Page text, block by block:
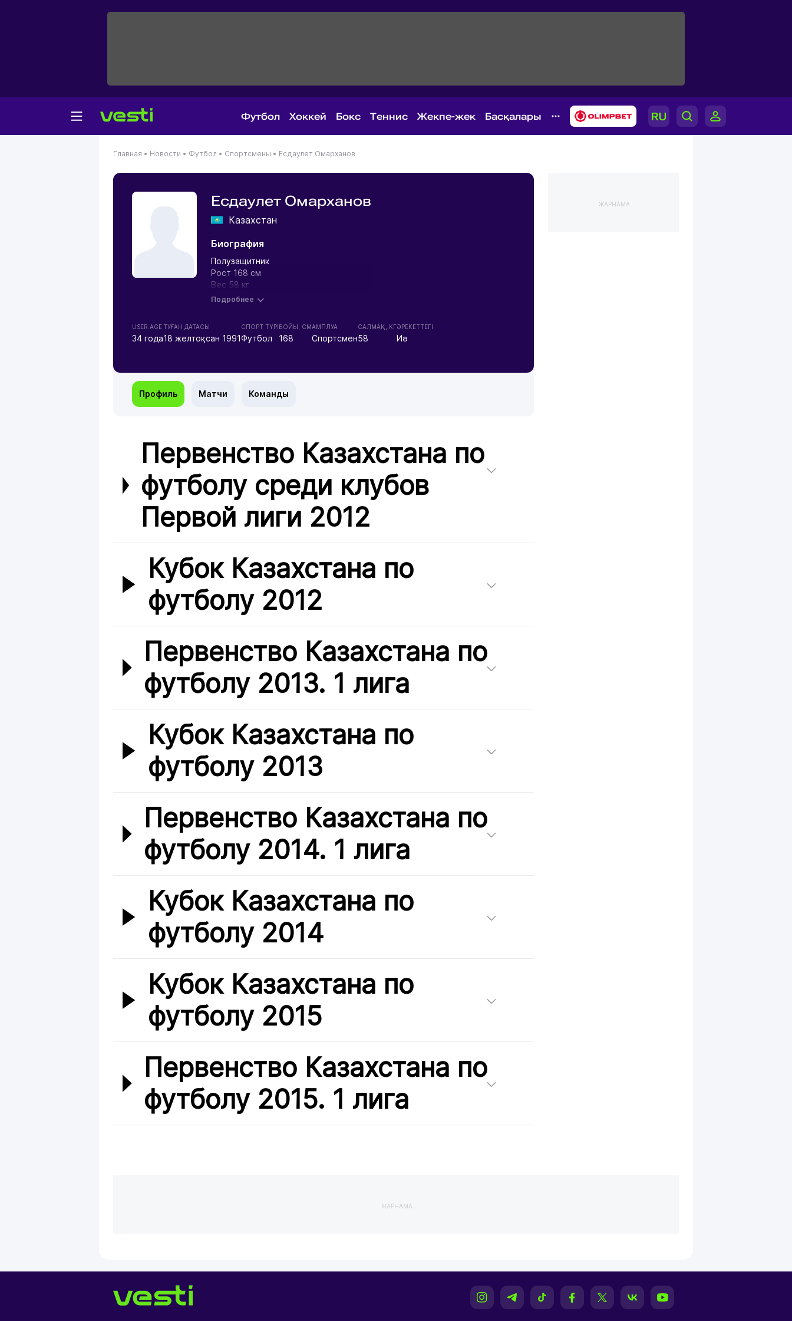
Футбол Хоккей Бокс Теннис Жекпе-жек Басқалары
Главная • Новости • Футбол • Спортсмены • Есдаулет Омарханов
Есдаулет Омарханов
Казахстан
Биография
Полузащитник
Рост 168 см
Вес 58 кг
Подробнее
USER.AGE
34 года
ТУҒАН ДАТАСЫ
18 желтоқсан 1991
СПОРТ ТҮРІ
Футбол
БОЙЫ, СМ
168
АМПЛУА
Спортсмен
CАЛМАҚ, КГ
58
ӘРЕКЕТТЕГІ
Иә
Профиль Матчи Команды
Первенство Казахстана по
футболу среди клубов
Первой лиги 2012
Кубок Казахстана по
футболу 2012
Первенство Казахстана по
футболу 2013. 1 лига
Кубок Казахстана по
футболу 2013
Первенство Казахстана по
футболу 2014. 1 лига
Кубок Казахстана по
футболу 2014
Кубок Казахстана по
футболу 2015
Первенство Казахстана по
футболу 2015. 1 лига
ЖАРНАМА
ЖАРНАМА